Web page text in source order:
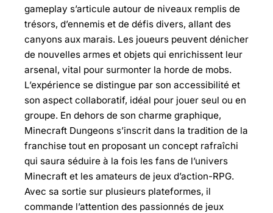
gameplay s’articule autour de niveaux remplis de
trésors, d’ennemis et de défis divers, allant des
canyons aux marais. Les joueurs peuvent dénicher
de nouvelles armes et objets qui enrichissent leur
arsenal, vital pour surmonter la horde de mobs.
L’expérience se distingue par son accessibilité et
son aspect collaboratif, idéal pour jouer seul ou en
groupe. En dehors de son charme graphique,
Minecraft Dungeons s’inscrit dans la tradition de la
franchise tout en proposant un concept rafraîchi
qui saura séduire à la fois les fans de l’univers
Minecraft et les amateurs de jeux d’action-RPG.
Avec sa sortie sur plusieurs plateformes, il
commande l’attention des passionnés de jeux